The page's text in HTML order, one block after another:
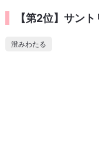
【第2位】サン
澄みわたる